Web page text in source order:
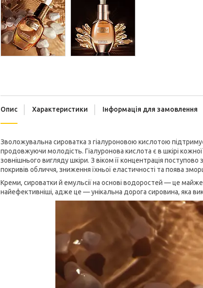
Опис Характеристики Інформація для замовлення
Зволожувальна сироватка з гіалуроновою кислотою
продовжуючи молодість. Гіалуронова кислота є в шкірі
зовнішнього вигляду шкіри. З віком її концентрація
покривів обличчя, зниження їхньої еластичності та поява
Креми, сироватки й емульсії на основі водоростей — це
найефективніші, адже це — унікальна дорога сировина, яка